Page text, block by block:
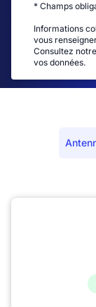
* Champs
Informations
vous
Consultez notre
vos données.